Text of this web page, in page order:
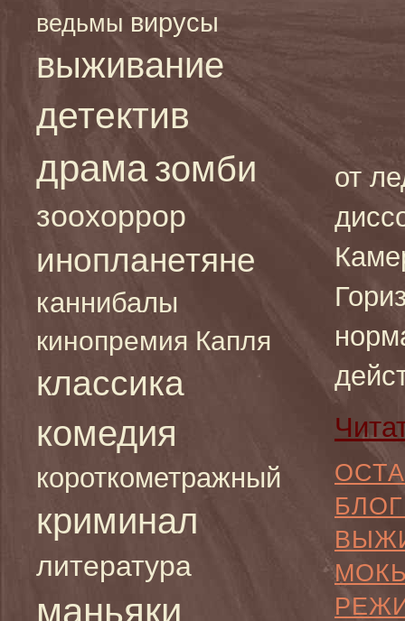
ведьмы вирусы
выживание
детектив
драма зомби
зоохоррор
инопланетяне
каннибалы
кинопремия Капля
классика
комедия
короткометражный
криминал
литература
маньяки
от
БЛОГ